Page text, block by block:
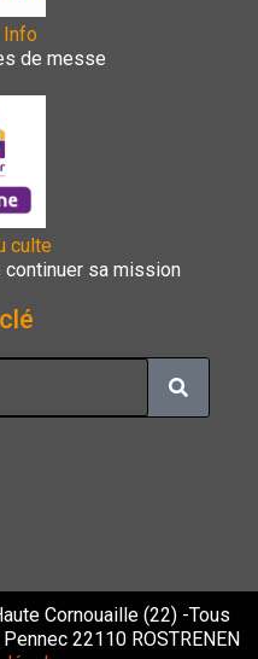
de messe
culte
sa mission
Cornouaille (22) -Tous
22110 ROSTRENEN